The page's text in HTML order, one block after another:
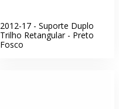
2012-17 - Suporte Duplo
Trilho Retangular - Preto
Fosco